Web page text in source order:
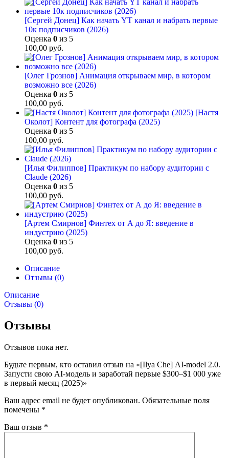
[Сергей Донец] Как начать YT канал и набрать первые
10к подписчиков (2026)
Оценка 0 из 5
100,00 руб.
[Олег Грознов] Анимация открываем мир, в котором
возможно все (2026)
Оценка 0 из 5
100,00 руб.
[Настя
Околот] Контент для фотографа (2025)
Оценка 0 из 5
100,00 руб.
[Илья Филиппов] Практикум по набору аудитории с
Claude (2026)
Оценка 0 из 5
100,00 руб.
[Артем Смирнов] Финтех от А до Я: введение в
индустрию (2025)
Оценка 0 из 5
100,00 руб.
Описание
Отзывы (0)
Описание
Отзывы (0)
Отзывы
Отзывов пока нет.
Будьте первым, кто оставил отзыв на «[Ilya Che] AI-model 2.0.
Запусти свою AI-модель и заработай первые $300–$1 000 уже
в первый месяц (2025)»
Ваш адрес email не будет опубликован. Обязательные поля
помечены *
Ваш отзыв *